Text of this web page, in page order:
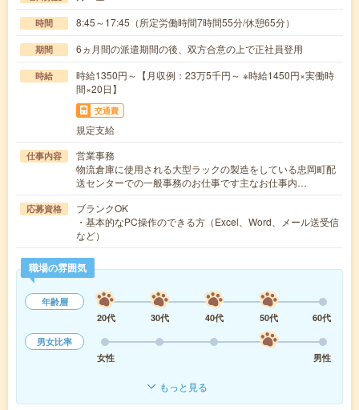
時間 8:45～17:45（所定労働時間7時間55分/休憩65分）
期間 6ヵ月間の派遣期間の後、双方合意の上で正社員登用
時給
時給1350円～【月収例：23万5千円～ ※時給1450円×実働時
間×20日】
交通費
規定支給
仕事内容
営業事務
物流倉庫に使用される大型ラックの製造をしている忠岡町配
送センターでの一般事務のお仕事です主なお仕事内…
応募資格
ブランクOK
・基本的なPC操作のできる方（Excel、Word、メール送受信
など）
職場の雰囲気
年齢層
20代
30代 40代 50代
60代
男女比率
女性
男性
もっと見る